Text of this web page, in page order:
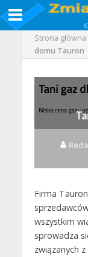
Strona główna
domu Tauron
Firma
wszystkim
sprowadza
związanych